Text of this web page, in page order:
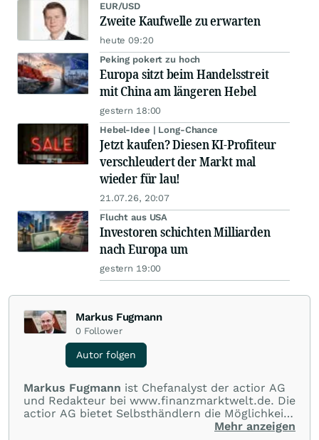
EUR/USD
Zweite Kaufwelle zu erwarten
heute 09:20
Peking pokert zu hoch
Europa sitzt beim Handelsstreit
mit China am längeren Hebel
gestern 18:00
Hebel-Idee | Long-Chance
Jetzt kaufen? Diesen KI-Profiteur
verschleudert der Markt mal
wieder für lau!
21.07.26, 20:07
Flucht aus USA
Investoren schichten Milliarden
nach Europa um
gestern 19:00
Markus Fugmann
0 Follower
Autor folgen
Markus Fugmann ist Chefanalyst der actior AG
und Redakteur bei www.finanzmarktwelt.de. Die
actior AG bietet Selbsthändlern die Möglichkeit,
an allen gängigen Märkten der Welt im Bereich
Mehr anzeigen